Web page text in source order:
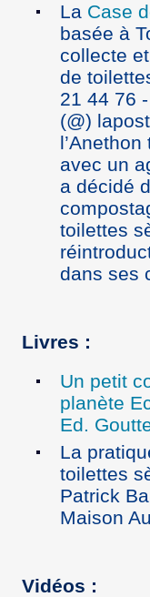
La Case
basée à
collecte
de
21 44 76
(@)
avec un
a décidé
toilettes
dans ses
Livres :
Un petit
planète
Ed.
La
toilettes
Patrick
Maison
Vidéos :